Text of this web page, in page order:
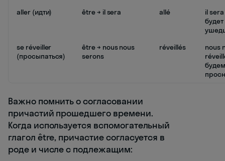
aller (идти)
être → il sera allé
il
se réveiller
(просыпаться)
être → nous nous
serons
réveillés
nous
Важно помнить о согласовании
причастий прошедшего времени.
Когда используется вспомогательный
глагол être, причастие согласуется в
роде и числе с подлежащим: